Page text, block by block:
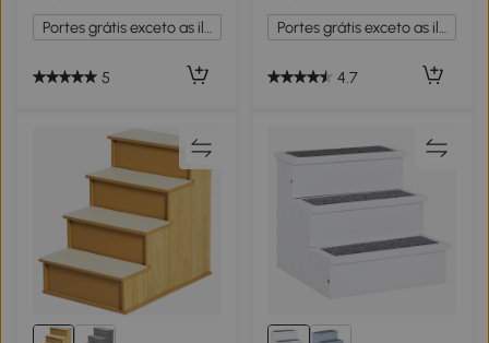
Antiderrapante
40,5x44,5x38 cm Cinza
Portes grátis exceto as ilhas
5
Armazenamento Escada
para Cães Gatos Pequenos
40x54x48cm Branco
Portes grátis exceto as ilhas
4.7